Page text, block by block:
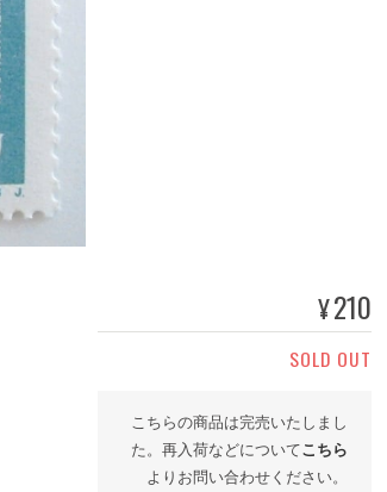
¥210
SOLD OUT
こちらの商品は完売いたしまし
た。再入荷などについてこちら
よりお問い合わせください。